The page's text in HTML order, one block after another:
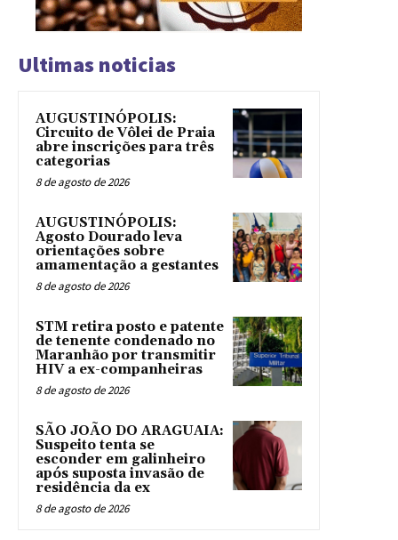
Ultimas noticias
AUGUSTINÓPOLIS:
Circuito de Vôlei de Praia
abre inscrições para três
categorias
8 de agosto de 2026
AUGUSTINÓPOLIS:
Agosto Dourado leva
orientações sobre
amamentação a gestantes
8 de agosto de 2026
STM retira posto e patente
de tenente condenado no
Maranhão por transmitir
HIV a ex-companheiras
8 de agosto de 2026
SÃO JOÃO DO ARAGUAIA:
Suspeito tenta se
esconder em galinheiro
após suposta invasão de
residência da ex
8 de agosto de 2026